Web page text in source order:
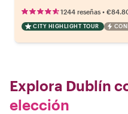
1244 reseñas •
CITY HIGHLIGHT TOUR
Explora Dublín
elección